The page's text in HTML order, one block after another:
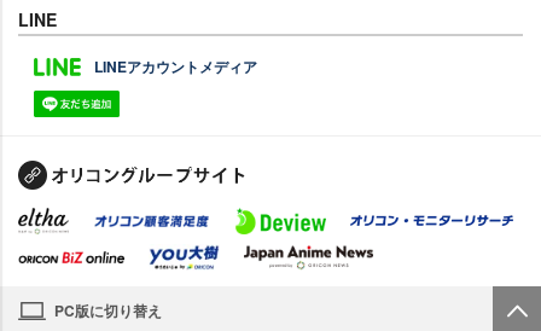
LINE
LINEアカウントメディア
PC版に切り替え